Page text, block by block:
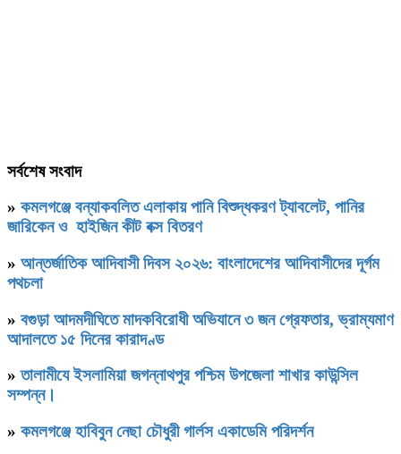
সর্বশেষ সংবাদ
» কমলগঞ্জে বন্যাকবলিত এলাকায় পানি বিশুদ্ধকরণ ট্যাবলেট, পানির
জারিকেন ও হাইজিন কীট বক্স বিতরণ
» আন্তর্জাতিক আদিবাসী দিবস ২০২৬: বাংলাদেশের আদিবাসীদের দূর্গম
পথচলা
» বগুড়া আদমদীঘিতে মাদকবিরোধী অভিযানে ৩ জন গ্রেফতার, ভ্রাম্যমাণ
আদালতে ১৫ দিনের কারাদণ্ড
»‎তালামীযে ইসলামিয়া জগন্নাথপুর পশ্চিম উপজেলা শাখার কাউন্সিল
সম্পন্ন।
» কমলগঞ্জে হাবিবুন নেছা চৌধুরী গার্লস একাডেমি পরিদর্শন